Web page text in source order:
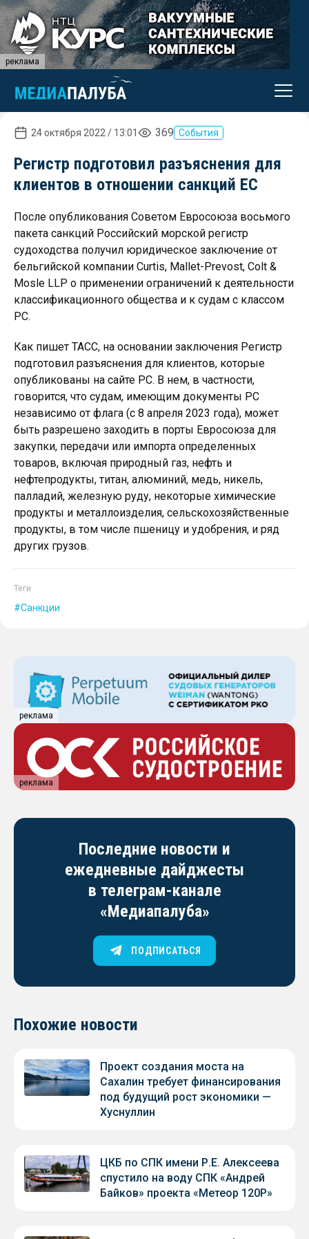
реклама
24 октября 2022 / 13:01 369 События
Регистр подготовил разъяснения для
клиентов в отношении санкций ЕС
После опубликования Советом Евросоюза восьмого
пакета санкций Российский морской регистр
судоходства получил юридическое заключение от
бельгийской компании Curtis, Mallet-Prevost, Colt &
Mosle LLP о применении ограничений к деятельности
классификационного общества и к судам с классом
РС.
Как пишет ТАСС, на основании заключения Регистр
подготовил разъяснения для клиентов, которые
опубликованы на сайте РС. В нем, в частности,
говорится, что судам, имеющим документы РС
независимо от флага (с 8 апреля 2023 года), может
быть разрешено заходить в порты Евросоюза для
закупки, передачи или импорта определенных
товаров, включая природный газ, нефть и
нефтепродукты, титан, алюминий, медь, никель,
палладий, железную руду, некоторые химические
продукты и металлоизделия, сельскохозяйственные
продукты, в том числе пшеницу и удобрения, и ряд
других грузов.
Теги
Санкции
реклама
реклама
Последние новости и
ежедневные дайджесты
в телеграм-канале
«Медиапалуба»
ПОДПИСАТЬСЯ
Похожие новости
Проект создания моста на
Сахалин требует финансирования
под будущий рост экономики —
Хуснуллин
ЦКБ по СПК имени Р.Е. Алексеева
спустило на воду СПК «Андрей
Байков» проекта «Метеор 120Р»